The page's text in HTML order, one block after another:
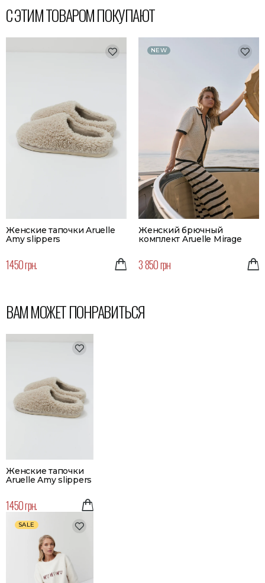
С ЭТИМ ТОВАРОМ ПОКУПАЮТ
Женские тапочки Aruelle
Amy slippers
1450 грн.
NEW
Женский брючный
комплект Aruelle Mirage
3 850 грн
ВАМ МОЖЕТ ПОНРАВИТЬСЯ
Женские тапочки
Aruelle Amy slippers
1450 грн.
SALE